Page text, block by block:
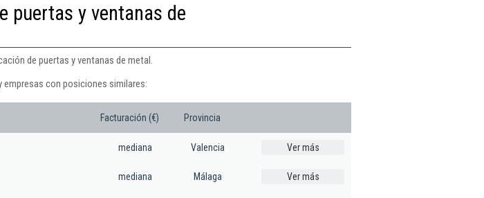
puertas y ventanas de
de puertas y ventanas de metal.
empresas con posiciones similares:
Facturación (€) Provincia
mediana Valencia Ver más
mediana Málaga Ver más